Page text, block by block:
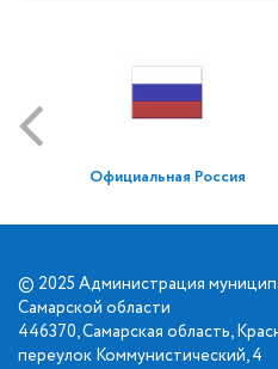
Официальная Россия
© 2025 Администрация
Самарской области
446370, Самарская область,
переулок Коммунистический, 4